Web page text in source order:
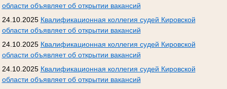
области объявляет об открытии вакансий
24.10.2025 Квалификационная коллегия судей Кировской
области объявляет об открытии вакансий
24.10.2025 Квалификационная коллегия судей Кировской
области объявляет об открытии вакансий
24.10.2025 Квалификационная коллегия судей Кировской
области объявляет об открытии вакансий